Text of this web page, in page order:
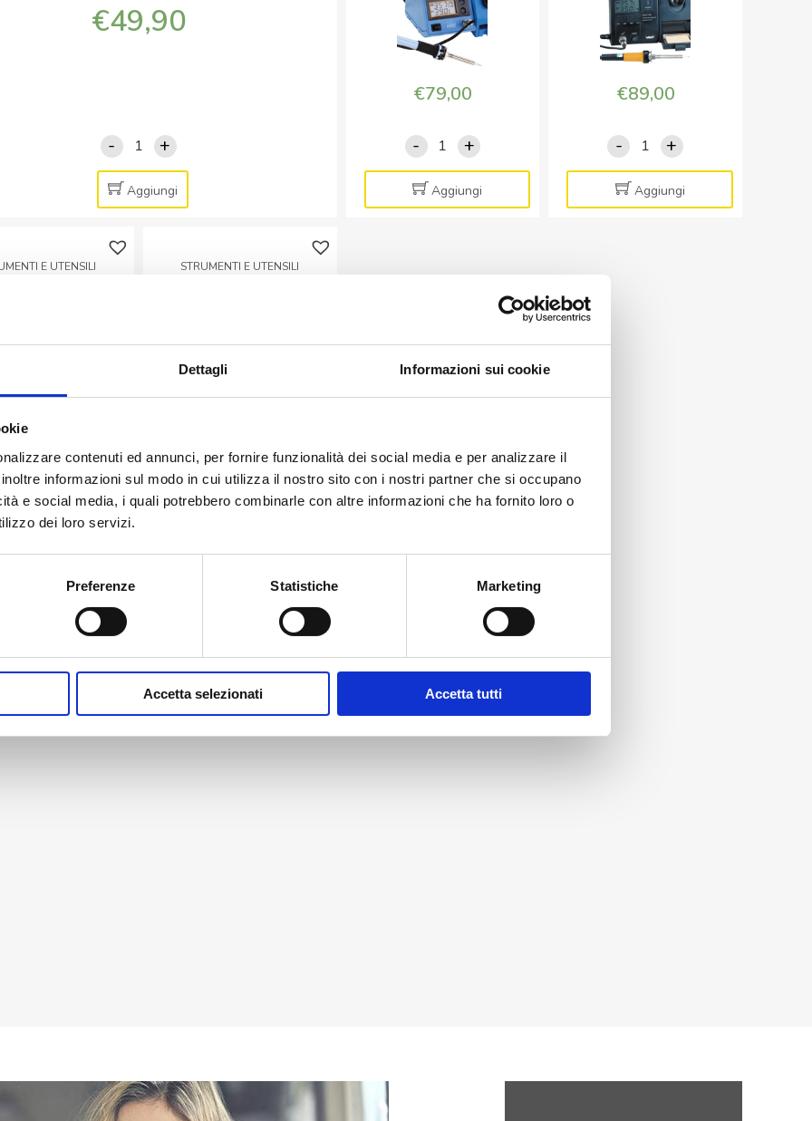
Dettagli Informazioni sui cookie
contenuti ed annunci, per fornire funzionalità dei social media e per analizzare il
informazioni sul modo in cui utilizza il nostro sito con i nostri partner che si occupano
e social media, i quali potrebbero combinarle con altre informazioni che ha fornito loro o
dei loro servizi.
Preferenze Statistiche Marketing
Accetta selezionati Accetta tutti
€49,90
-
Stazione
saldante
dissaldante
aria
di
+
Aggiungi
€79,00
-
WS-
931-
Stazione
Saldante
quantità
+
Aggiungi
€89,00
-
WS-
937
Stazione
Saldante
programma
+
Aggiungi
E UTENSILI
€366,00
-
Stazione
+
Aggiungi
STRUMENTI E UTENSILI
€25,00
-
ZD-
Stazione
150/450°C
+
Aggiungi